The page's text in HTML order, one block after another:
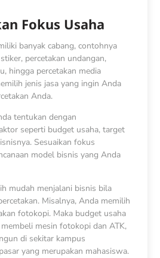
Fokus Usaha
banyak cabang, contohnya
percetakan undangan,
hingga percetakan media
jenis jasa yang ingin Anda
Anda.
tentukan dengan
seperti budget usaha, target
Sesuaikan fokus
model bisnis yang Anda
mudah menjalani bisnis bila
Misalnya, Anda memilih
fotokopi. Maka budget usaha
mesin fotokopi dan ATK,
di sekitar kampus
yang merupakan mahasiswa.